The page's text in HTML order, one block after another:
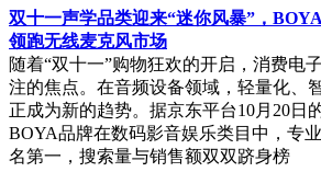
双十一声学品类迎来“迷你风暴”，
领跑无线麦克风市场
随着“双十一”购物狂欢的开启，消费电
注的焦点。在音频设备领域，轻量化、
正成为新的趋势。据京东平台10月20日
BOYA品牌在数码影音娱乐类目中，专
名第一，搜索量与销售额双双跻身榜